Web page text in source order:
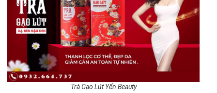
Trà Gạo Lứt Yến Beauty